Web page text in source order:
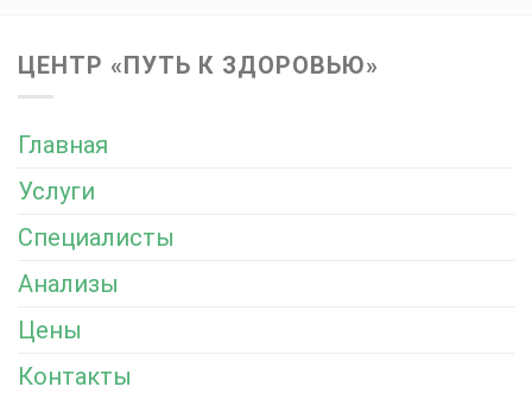
ЦЕНТР «ПУТЬ К ЗДОРОВЬЮ»
Главная
Услуги
Специалисты
Анализы
Цены
Контакты